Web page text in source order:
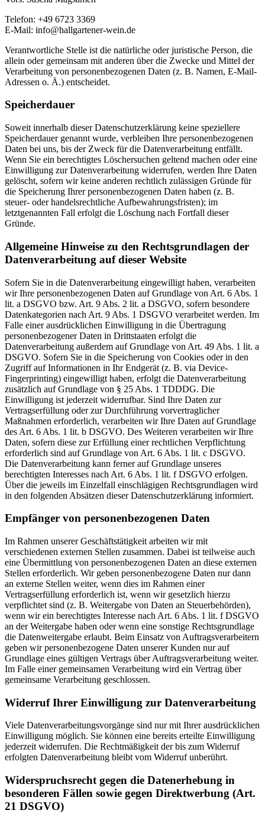
Telefon: +49 6723 3369
E-Mail: info@hallgartener-wein.de
Verantwortliche Stelle ist die natürliche oder juristische Person, die
allein oder gemeinsam mit anderen über die Zwecke und Mittel der
Verarbeitung von personenbezogenen Daten (z. B. Namen, E-Mail-
Adressen o. Ä.) entscheidet.
Speicherdauer
Soweit innerhalb dieser Datenschutzerklärung keine speziellere
Speicherdauer genannt wurde, verbleiben Ihre personenbezogenen
Daten bei uns, bis der Zweck für die Datenverarbeitung entfällt.
Wenn Sie ein berechtigtes Löschersuchen geltend machen oder eine
Einwilligung zur Datenverarbeitung widerrufen, werden Ihre Daten
gelöscht, sofern wir keine anderen rechtlich zulässigen Gründe für
die Speicherung Ihrer personenbezogenen Daten haben (z. B.
steuer- oder handelsrechtliche Aufbewahrungsfristen); im
letztgenannten Fall erfolgt die Löschung nach Fortfall dieser
Gründe.
Allgemeine Hinweise zu den Rechtsgrundlagen der
Datenverarbeitung auf dieser Website
Sofern Sie in die Datenverarbeitung eingewilligt haben, verarbeiten
wir Ihre personenbezogenen Daten auf Grundlage von Art. 6 Abs. 1
lit. a DSGVO bzw. Art. 9 Abs. 2 lit. a DSGVO, sofern besondere
Datenkategorien nach Art. 9 Abs. 1 DSGVO verarbeitet werden. Im
Falle einer ausdrücklichen Einwilligung in die Übertragung
personenbezogener Daten in Drittstaaten erfolgt die
Datenverarbeitung außerdem auf Grundlage von Art. 49 Abs. 1 lit. a
DSGVO. Sofern Sie in die Speicherung von Cookies oder in den
Zugriff auf Informationen in Ihr Endgerät (z. B. via Device-
Fingerprinting) eingewilligt haben, erfolgt die Datenverarbeitung
zusätzlich auf Grundlage von § 25 Abs. 1 TDDDG. Die
Einwilligung ist jederzeit widerrufbar. Sind Ihre Daten zur
Vertragserfüllung oder zur Durchführung vorvertraglicher
Maßnahmen erforderlich, verarbeiten wir Ihre Daten auf Grundlage
des Art. 6 Abs. 1 lit. b DSGVO. Des Weiteren verarbeiten wir Ihre
Daten, sofern diese zur Erfüllung einer rechtlichen Verpflichtung
erforderlich sind auf Grundlage von Art. 6 Abs. 1 lit. c DSGVO.
Die Datenverarbeitung kann ferner auf Grundlage unseres
berechtigten Interesses nach Art. 6 Abs. 1 lit. f DSGVO erfolgen.
Über die jeweils im Einzelfall einschlägigen Rechtsgrundlagen wird
in den folgenden Absätzen dieser Datenschutzerklärung informiert.
Empfänger von personenbezogenen Daten
Im Rahmen unserer Geschäftstätigkeit arbeiten wir mit
verschiedenen externen Stellen zusammen. Dabei ist teilweise auch
eine Übermittlung von personenbezogenen Daten an diese externen
Stellen erforderlich. Wir geben personenbezogene Daten nur dann
an externe Stellen weiter, wenn dies im Rahmen einer
Vertragserfüllung erforderlich ist, wenn wir gesetzlich hierzu
verpflichtet sind (z. B. Weitergabe von Daten an Steuerbehörden),
wenn wir ein berechtigtes Interesse nach Art. 6 Abs. 1 lit. f DSGVO
an der Weitergabe haben oder wenn eine sonstige Rechtsgrundlage
die Datenweitergabe erlaubt. Beim Einsatz von Auftragsverarbeitern
geben wir personenbezogene Daten unserer Kunden nur auf
Grundlage eines gültigen Vertrags über Auftragsverarbeitung weiter.
Im Falle einer gemeinsamen Verarbeitung wird ein Vertrag über
gemeinsame Verarbeitung geschlossen.
Widerruf Ihrer Einwilligung zur Datenverarbeitung
Viele Datenverarbeitungsvorgänge sind nur mit Ihrer ausdrücklichen
Einwilligung möglich. Sie können eine bereits erteilte Einwilligung
jederzeit widerrufen. Die Rechtmäßigkeit der bis zum Widerruf
erfolgten Datenverarbeitung bleibt vom Widerruf unberührt.
Widerspruchsrecht gegen die Datenerhebung in
besonderen Fällen sowie gegen Direktwerbung (Art.
21 DSGVO)